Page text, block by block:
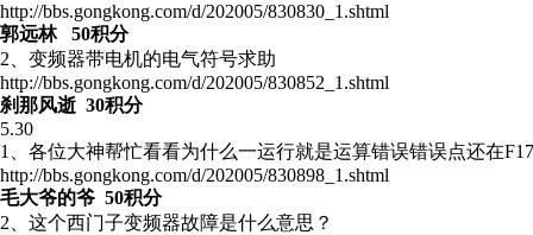
http://bbs.gongkong.com/d/202005/830830_1.shtml
郭远林 50积分
2、变频器带电机的电气符号求助
http://bbs.gongkong.com/d/202005/830852_1.shtml
刹那风逝 30积分
5.30
1、各位大神帮忙看看为什么一运行就是运算错误错误点还在
http://bbs.gongkong.com/d/202005/830898_1.shtml
毛大爷的爷 50积分
2、这个西门子变频器故障是什么意思？